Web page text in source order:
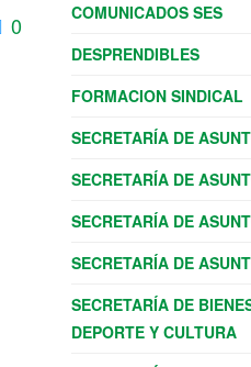
0
COMUNICADOS SES
DESPRENDIBLES
FORMACION SINDICAL
SECRETARÍA DE
SECRETARÍA DE
SECRETARÍA DE
SECRETARÍA DE
SECRETARÍA DE
DEPORTE Y CULTURA